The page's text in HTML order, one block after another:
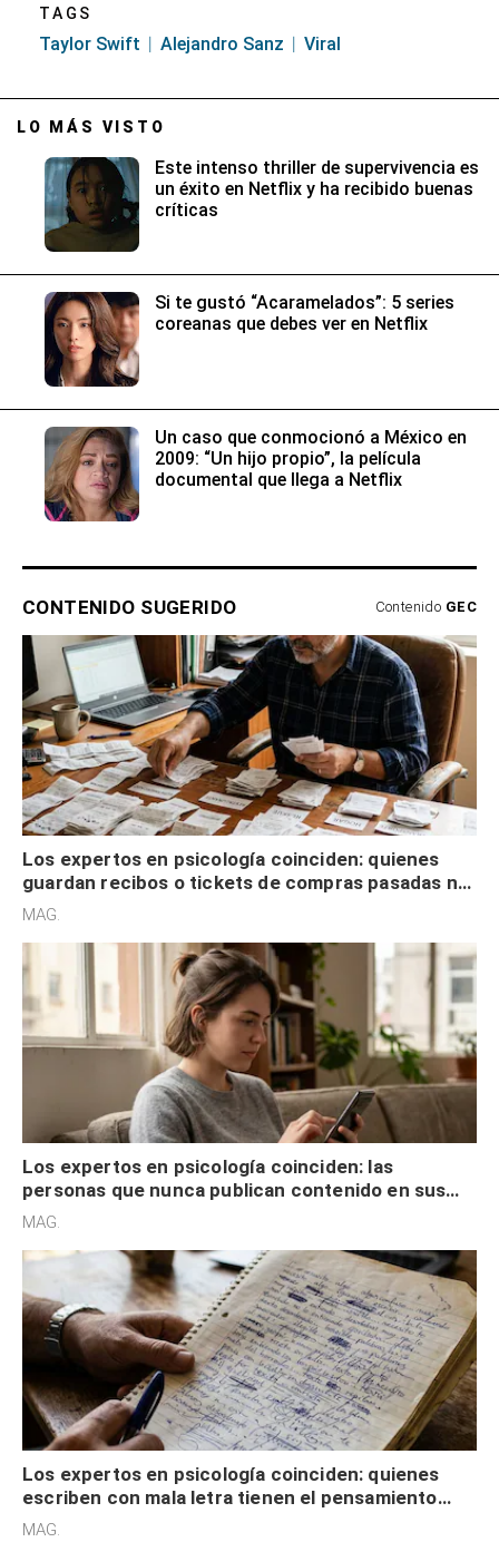
TAGS
Taylor Swift Alejandro Sanz Viral
LO MÁS VISTO
Este intenso thriller de supervivencia es
un éxito en Netflix y ha recibido buenas
críticas
Si te gustó “Acaramelados”: 5 series
coreanas que debes ver en Netflix
Un caso que conmocionó a México en
2009: “Un hijo propio”, la película
documental que llega a Netflix
CONTENIDO SUGERIDO Contenido GEC
Los expertos en psicología coinciden: quienes
guardan recibos o tickets de compras pasadas no
son acumuladores, sino que tienen necesidad de
MAG.
Los expertos en psicología coinciden: las
personas que nunca publican contenido en sus
redes sociales no pretenden buscar validación
MAG.
Los expertos en psicología coinciden: quienes
escriben con mala letra tienen el pensamiento
acelerado y no lo hacen por desinterés
MAG.